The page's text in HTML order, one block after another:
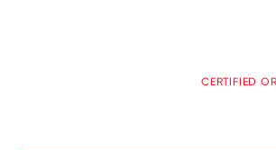
CERTIFIED